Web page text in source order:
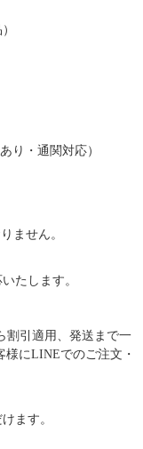
り・通関対応）
ません。
たします。
割引適用、発送まで一
にLINEでのご注文・
ます。